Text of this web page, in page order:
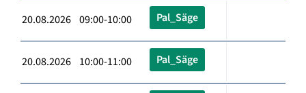
20.08.2026 09:00-10:00 Pal_Säge
20.08.2026 10:00-11:00 Pal_Säge